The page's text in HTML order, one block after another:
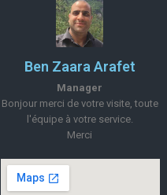
Ben Zaara Arafet
Manager
Bonjour merci de votre visite, toute
l'équipe à votre service.
Merci